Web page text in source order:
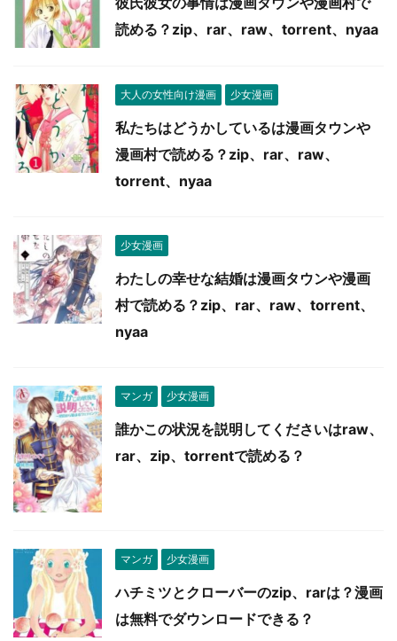
読める？zip、rar、raw、torrent、nyaa
大人の女性向け漫画 少女漫画
私たちはどうかしているは漫画タウンや
漫画村で読める？zip、rar、raw、
torrent、nyaa
少女漫画
わたしの幸せな結婚は漫画タウンや漫画
村で読める？zip、rar、raw、torrent、
nyaa
マンガ 少女漫画
誰かこの状況を説明してくださいはraw、
rar、zip、torrentで読める？
マンガ 少女漫画
ハチミツとクローバーのzip、rarは？漫画
は無料でダウンロードできる？